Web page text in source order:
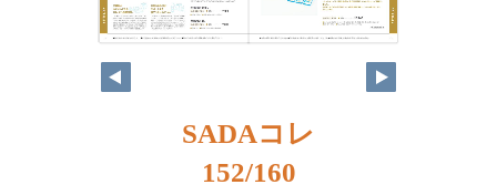
SADAコレ
152/160